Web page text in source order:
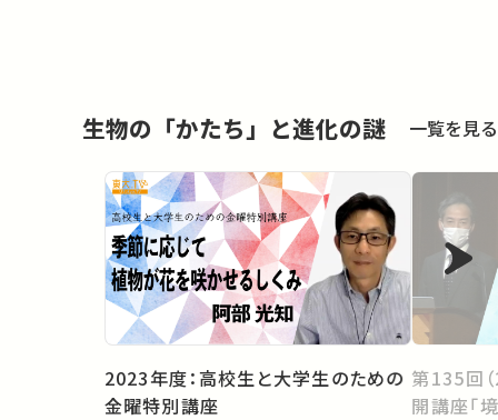
生物の「かたち」と進化の謎 一覧を見る
2023年度：高校生と大学生のための
金曜特別講座
第135回
開講座「